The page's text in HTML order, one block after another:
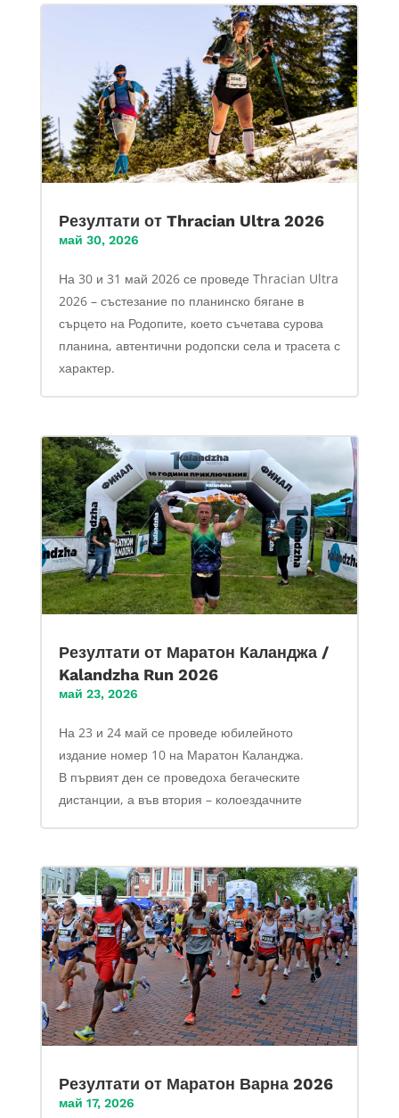
Резултати от Thracian Ultra 2026
май 30, 2026
На 30 и 31 май 2026 се проведе Thracian Ultra
2026 – състезание по планинско бягане в
сърцето на Родопите, което съчетава сурова
планина, автентични родопски села и трасета с
характер.
Резултати от Маратон Каланджа /
Kalandzha Run 2026
май 23, 2026
На 23 и 24 май се проведе юбилейното
издание номер 10 на Маратон Каланджа.
В първият ден се проведоха бегаческите
дистанции, а във втория – колоездачните
Резултати от Маратон Варна 2026
май 17, 2026